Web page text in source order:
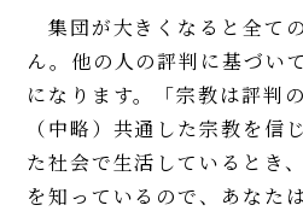
集団が大きくなると全て
ん。他の人の評判に基づい
になります。「宗教は評判
（中略）共通した宗教を信
た社会で生活しているとき
を知っているので、あなた